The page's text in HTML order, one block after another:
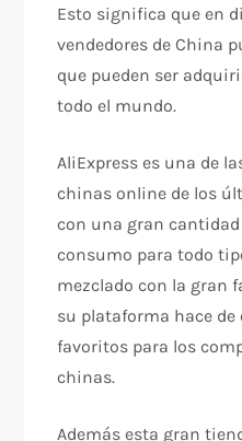
Esto significa que en
vendedores de China
que pueden ser
todo el mundo.
AliExpress es una de
chinas online de los
con una gran
consumo para todo
mezclado con la gran
su plataforma hace
favoritos para los
chinas.
Además esta gran